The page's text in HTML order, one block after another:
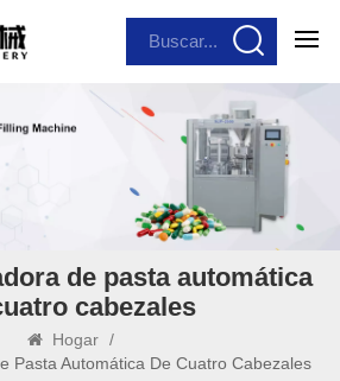
de pasta automática
cabezales
Hogar /
Pasta Automática De Cuatro Cabezales